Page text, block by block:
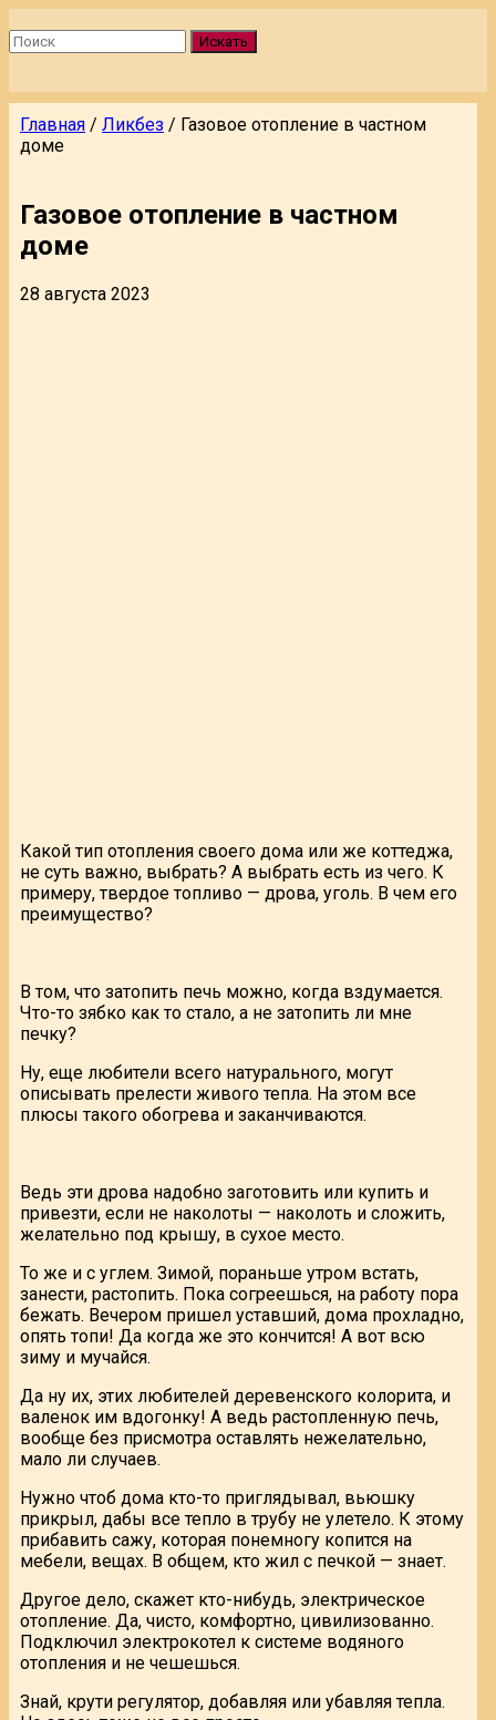
Искать
Главная / Ликбез / Газовое отопление в частном
доме
Газовое отопление в частном
доме
28 августа 2023
Какой тип отопления своего дома или же коттеджа,
не суть важно, выбрать? А выбрать есть из чего. К
примеру, твердое топливо — дрова, уголь. В чем его
преимущество?
В том, что затопить печь можно, когда вздумается.
Что-то зябко как то стало, а не затопить ли мне
печку?
Ну, еще любители всего натурального, могут
описывать прелести живого тепла. На этом все
плюсы такого обогрева и заканчиваются.
Ведь эти дрова надобно заготовить или купить и
привезти, если не наколоты — наколоть и сложить,
желательно под крышу, в сухое место.
То же и с углем. Зимой, пораньше утром встать,
занести, растопить. Пока согреешься, на работу пора
бежать. Вечером пришел уставший, дома прохладно,
опять топи! Да когда же это кончится! А вот всю
зиму и мучайся.
Да ну их, этих любителей деревенского колорита, и
валенок им вдогонку! А ведь растопленную печь,
вообще без присмотра оставлять нежелательно,
мало ли случаев.
Нужно чтоб дома кто-то приглядывал, вьюшку
прикрыл, дабы все тепло в трубу не улетело. К этому
прибавить сажу, которая понемногу копится на
мебели, вещах. В общем, кто жил с печкой — знает.
Другое дело, скажет кто-нибудь, электрическое
отопление. Да, чисто, комфортно, цивилизованно.
Подключил электрокотел к системе водяного
отопления и не чешешься.
Знай, крути регулятор, добавляя или убавляя тепла.